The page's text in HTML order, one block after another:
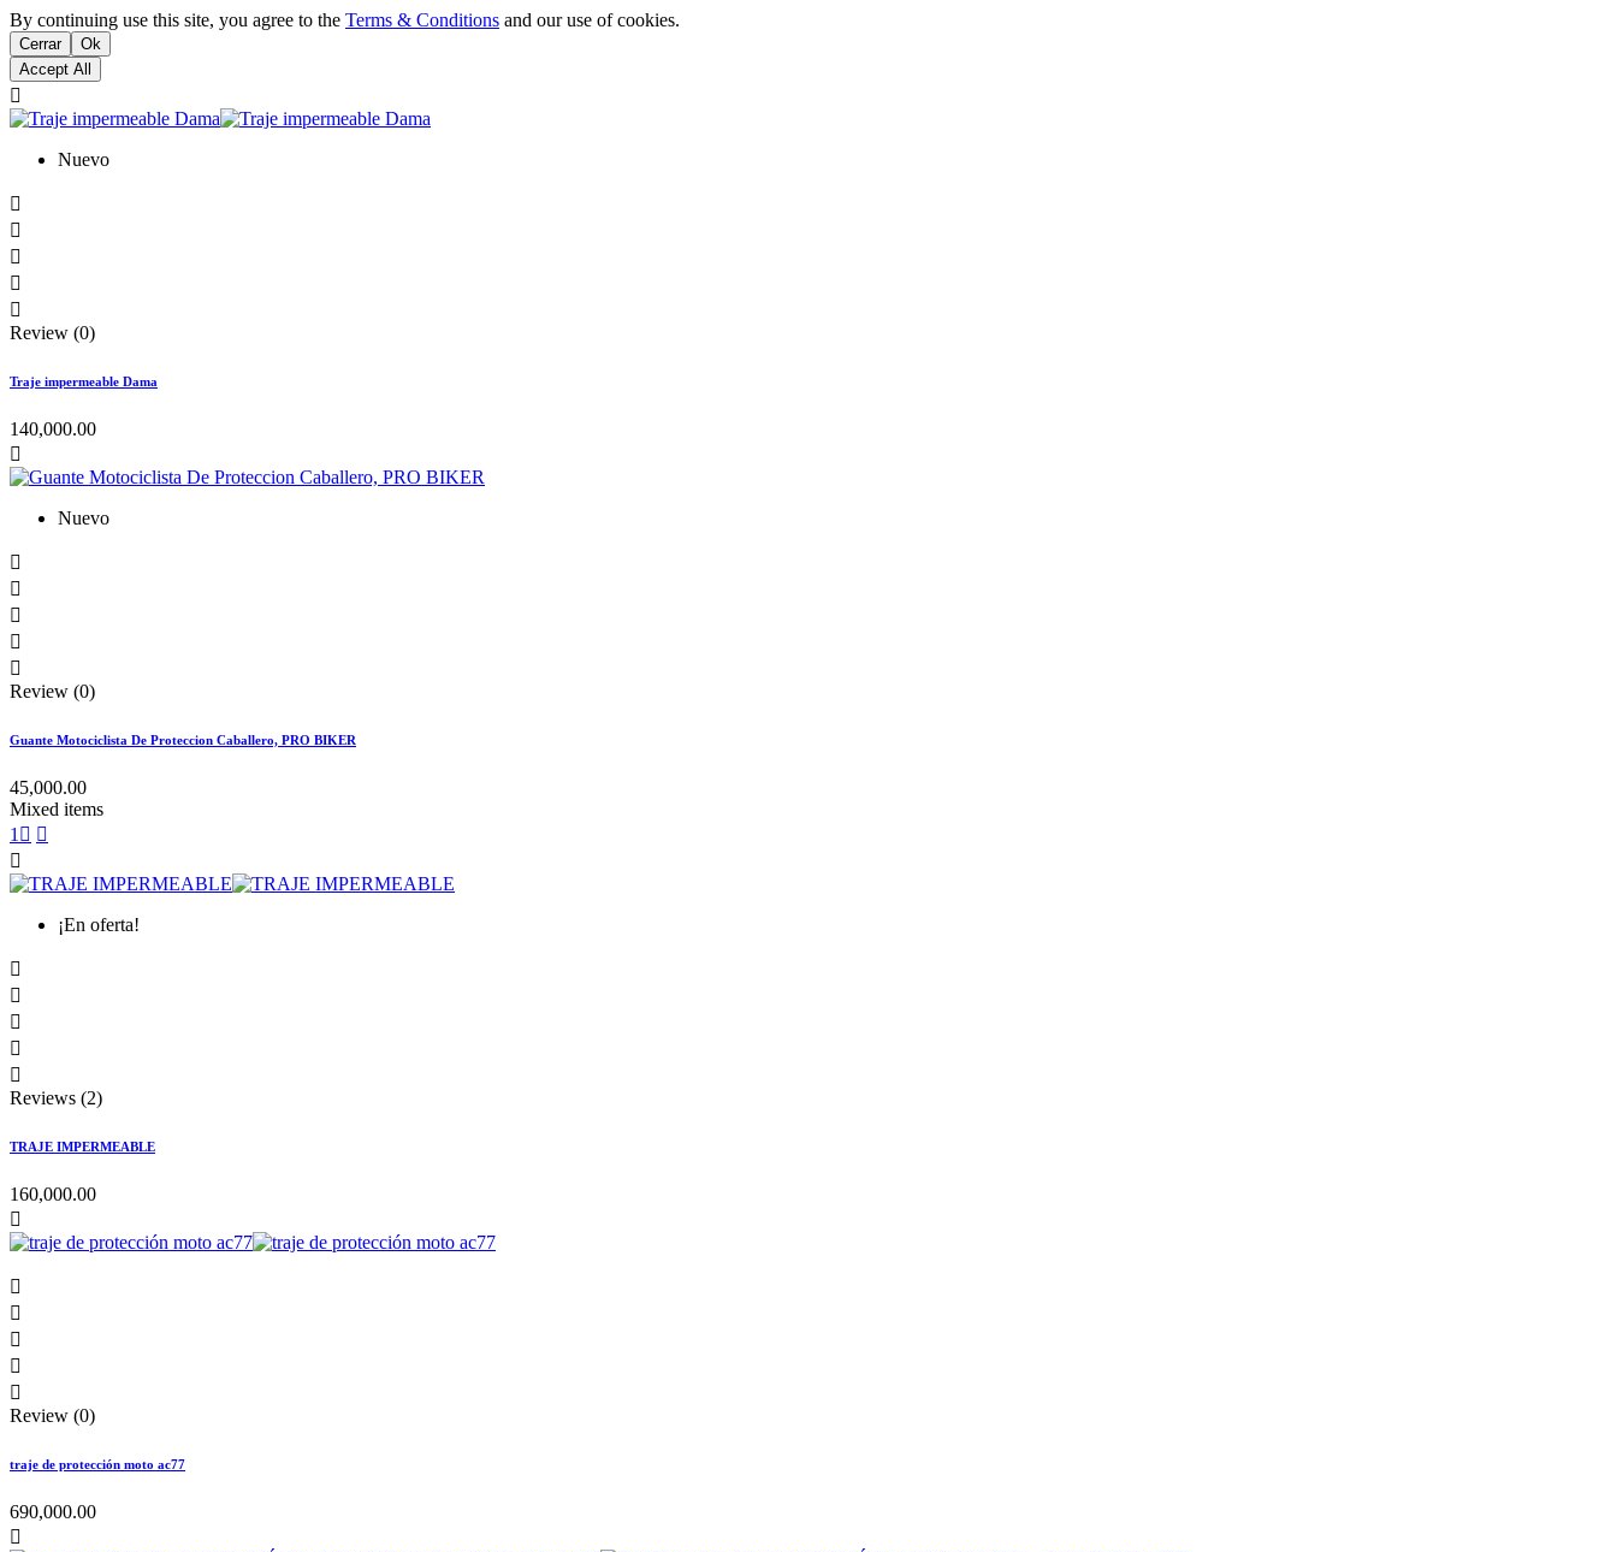
By continuing use this site, you agree to the Terms & Conditions and our use of cookies.
Cerrar
Ok
Accept All

Nuevo





Review (0)
Traje impermeable Dama
140,000.00

Nuevo





Review (0)
Guante Motociclista De Proteccion Caballero, PRO BIKER
45,000.00
Mixed items
1  

¡En oferta!





Reviews (2)
TRAJE IMPERMEABLE
160,000.00






Review (0)
traje de protección moto ac77
690,000.00
